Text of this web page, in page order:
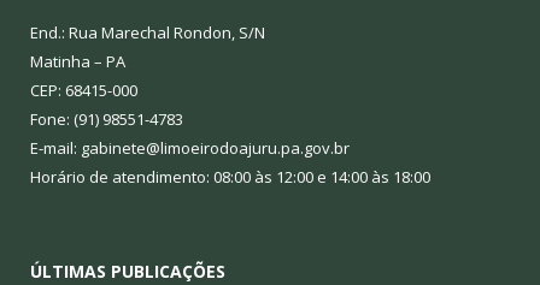
End.: Rua Marechal Rondon, S/N
Matinha – PA
CEP: 68415-000
Fone: (91) 98551-4783
E-mail: gabinete@limoeirodoajuru.pa.gov.br
Horário de atendimento: 08:00 às 12:00 e 14:00 às 18:00
ÚLTIMAS PUBLICAÇÕES